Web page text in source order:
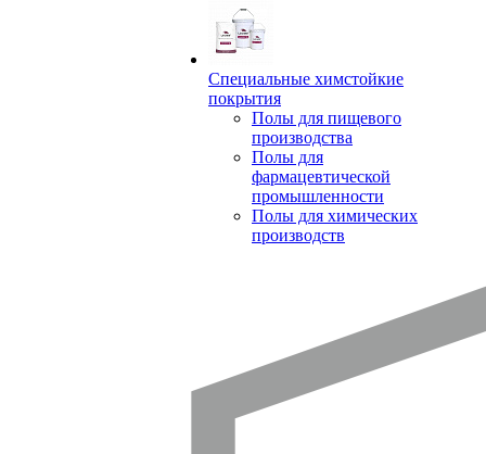
Специальные химстойкие
покрытия
Полы для пищевого
производства
Полы для
фармацевтической
промышленности
Полы для химических
производств